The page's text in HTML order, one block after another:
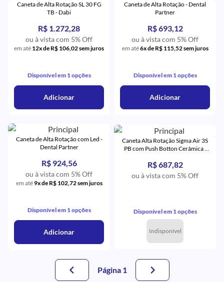
Caneta de Alta Rotação SL 30 FG
TB - Dabi
R$ 1.272,28
ou à vista com 5% Off
em até 12x de R$ 106,02 sem juros
Disponível em 1 opções
Adicionar
Caneta de Alta Rotação - Dental
Partner
R$ 693,12
ou à vista com 5% Off
em até6x de R$ 115,52 sem juros
Disponível em 1 opções
Adicionar
Caneta de Alta Rotação com Led -
Dental Partner
R$ 924,56
ou à vista com 5% Off
em até9x de R$ 102,72 sem juros
Disponível em 1 opções
Adicionar
Caneta Alta Rotação Sigma Air 3S
PB com Push Botton Cerâmica -
R$ 687,82
ou à vista com 5% Off
Disponível em 1 opções
Indisponível
Página 1